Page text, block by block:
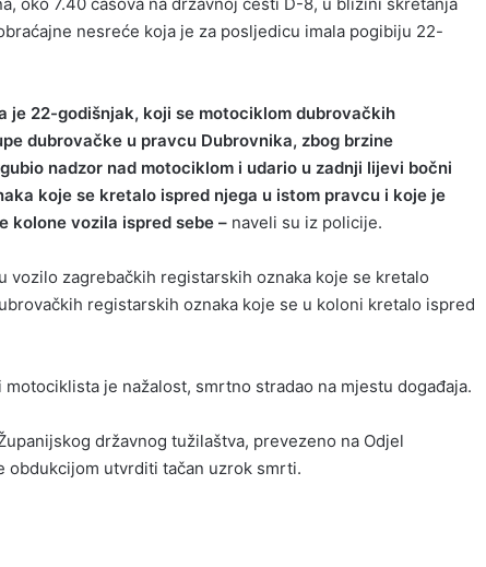
nesreće koja je za posljedicu imala pogibiju 22-
je 22-godišnjak, koji se motociklom dubrovačkih
dubrovačke u pravcu Dubrovnika, zbog brzine
nadzor nad motociklom i udario u zadnji lijevi bočni
koje se kretalo ispred njega u istom pravcu i koje je
kolone vozila ispred sebe – naveli su iz policije.
vozilo zagrebačkih registarskih oznaka koje se kretalo
registarskih oznaka koje se u koloni kretalo ispred
je nažalost, smrtno stradao na mjestu događaja.
državnog tužilaštva, prevezeno na Odjel
obdukcijom utvrditi tačan uzrok smrti.